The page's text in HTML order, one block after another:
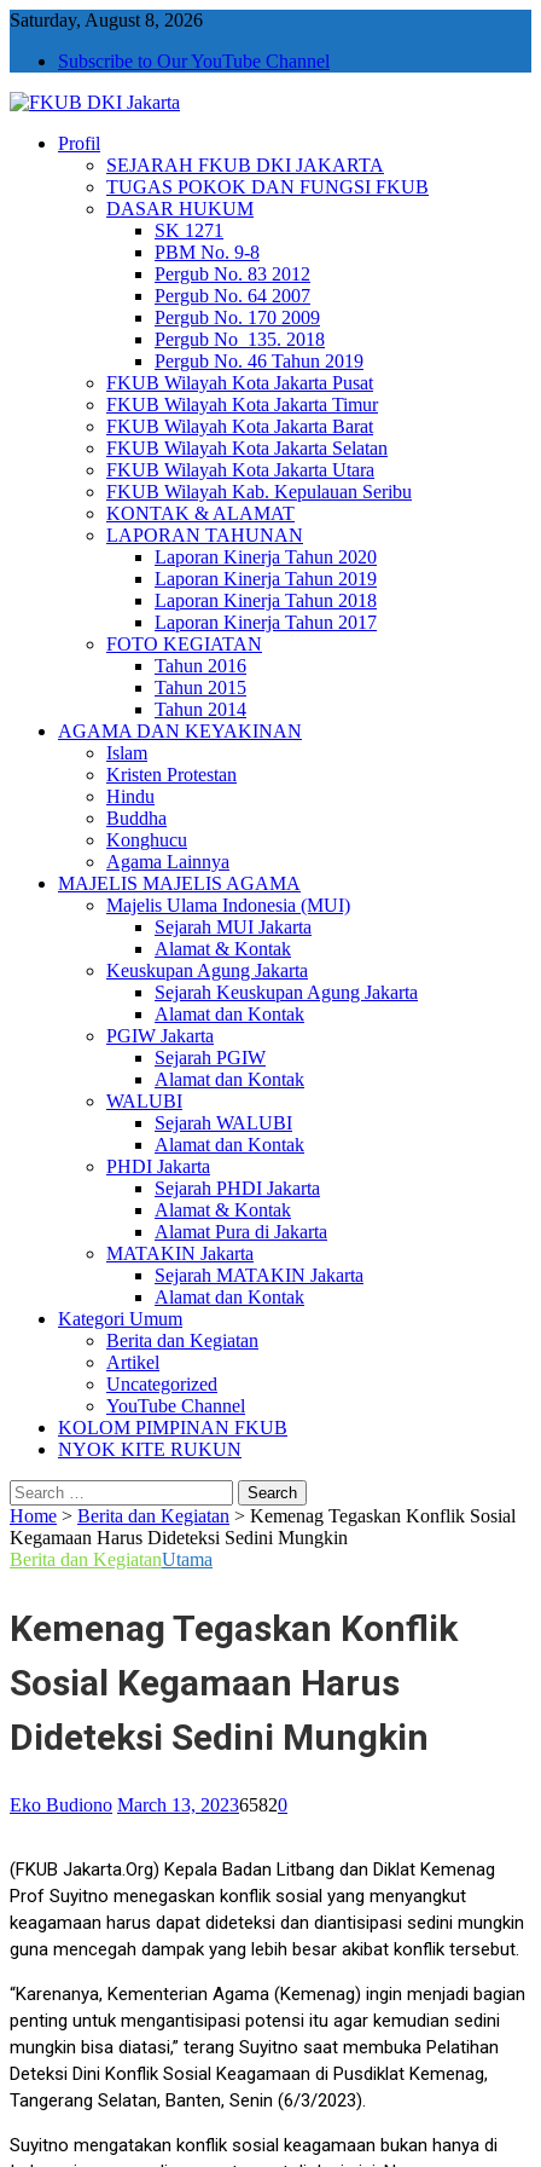
Saturday, August 8, 2026
Subscribe to Our YouTube Channel
FKUB DKI Jakarta
Jakarta Aman, Jakarta Damai dan Rukun
Profil
SEJARAH FKUB DKI JAKARTA
TUGAS POKOK DAN FUNGSI FKUB
DASAR HUKUM
SK 1271
PBM No. 9-8
Pergub No. 83 2012
Pergub No. 64 2007
Pergub No. 170 2009
Pergub No_135. 2018
Pergub No. 46 Tahun 2019
FKUB Wilayah Kota Jakarta Pusat
FKUB Wilayah Kota Jakarta Timur
FKUB Wilayah Kota Jakarta Barat
FKUB Wilayah Kota Jakarta Selatan
FKUB Wilayah Kota Jakarta Utara
FKUB Wilayah Kab. Kepulauan Seribu
KONTAK & ALAMAT
LAPORAN TAHUNAN
Laporan Kinerja Tahun 2020
Laporan Kinerja Tahun 2019
Laporan Kinerja Tahun 2018
Laporan Kinerja Tahun 2017
FOTO KEGIATAN
Tahun 2016
Tahun 2015
Tahun 2014
AGAMA DAN KEYAKINAN
Islam
Kristen Protestan
Hindu
Buddha
Konghucu
Agama Lainnya
MAJELIS MAJELIS AGAMA
Majelis Ulama Indonesia (MUI)
Sejarah MUI Jakarta
Alamat & Kontak
Keuskupan Agung Jakarta
Sejarah Keuskupan Agung Jakarta
Alamat dan Kontak
PGIW Jakarta
Sejarah PGIW
Alamat dan Kontak
WALUBI
Sejarah WALUBI
Alamat dan Kontak
PHDI Jakarta
Sejarah PHDI Jakarta
Alamat & Kontak
Alamat Pura di Jakarta
MATAKIN Jakarta
Sejarah MATAKIN Jakarta
Alamat dan Kontak
Kategori Umum
Berita dan Kegiatan
Artikel
Uncategorized
YouTube Channel
KOLOM PIMPINAN FKUB
NYOK KITE RUKUN
Search
for:
Home > Berita dan Kegiatan > Kemenag Tegaskan Konflik Sosial
Kegamaan Harus Dideteksi Sedini Mungkin
Berita dan KegiatanUtama
Kemenag Tegaskan Konflik
Sosial Kegamaan Harus
Dideteksi Sedini Mungkin
Eko Budiono March 13, 202365820
(FKUB Jakarta.Org) Kepala Badan Litbang dan Diklat Kemenag
Prof Suyitno menegaskan konflik sosial yang menyangkut
keagamaan harus dapat dideteksi dan diantisipasi sedini mungkin
guna mencegah dampak yang lebih besar akibat konflik tersebut.
“Karenanya, Kementerian Agama (Kemenag) ingin menjadi bagian
penting untuk mengantisipasi potensi itu agar kemudian sedini
mungkin bisa diatasi,” terang Suyitno saat membuka Pelatihan
Deteksi Dini Konflik Sosial Keagamaan di Pusdiklat Kemenag,
Tangerang Selatan, Banten, Senin (6/3/2023).
Suyitno mengatakan konflik sosial keagamaan bukan hanya di